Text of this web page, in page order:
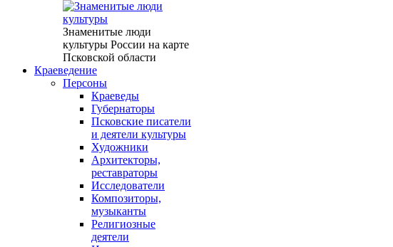
Знаменитые люди
культуры России на карте
Псковской области
Краеведение
Персоны
Краеведы
Губернаторы
Псковские писатели
и деятели культуры
Художники
Архитекторы,
реставраторы
Исследователи
Композиторы,
музыканты
Религиозные
деятели